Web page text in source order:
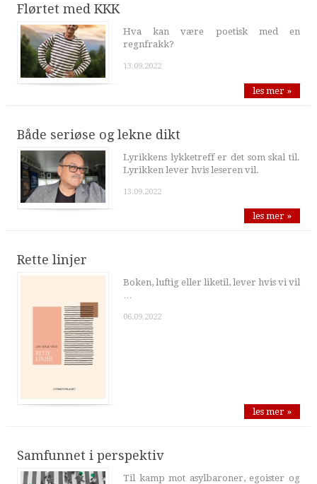
Flørtet med KKK
Hva kan være poetisk med en
regnfrakk?
13.09.2022
les mer »
Både seriøse og lekne dikt
Lyrikkens lykketreff er det som skal til.
Lyrikken lever hvis leseren vil.
13.09.2022
les mer »
Rette linjer
Boken, luftig eller liketil, lever hvis vi vil
…
06.09.2022
les mer »
Samfunnet i perspektiv
Til kamp mot asylbaroner, egoister og